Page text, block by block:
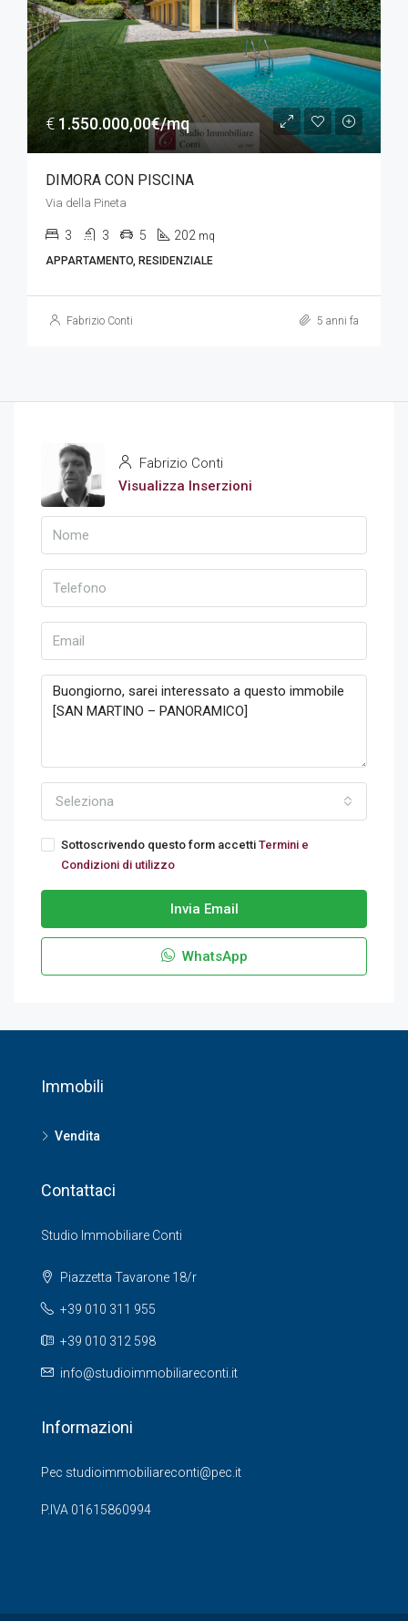
€1.550.000,00€/mq
DIMORA CON PISCINA
Via della Pineta
3 3 5 202 mq
APPARTAMENTO, RESIDENZIALE
Fabrizio Conti 5 anni fa
Fabrizio Conti
Visualizza Inserzioni
Seleziona
Sottoscrivendo questo form accetti Termini e
Condizioni di utilizzo
Invia Email
WhatsApp
Immobili
Vendita
Contattaci
Studio Immobiliare Conti
Piazzetta Tavarone 18/r
+39 010 311 955
+39 010 312 598
info@studioimmobiliareconti.it
Informazioni
Pec studioimmobiliareconti@pec.it
P.IVA 01615860994